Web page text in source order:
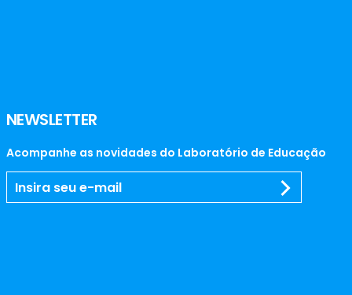
NEWSLETTER
Acompanhe as novidades do Laboratório de Educação